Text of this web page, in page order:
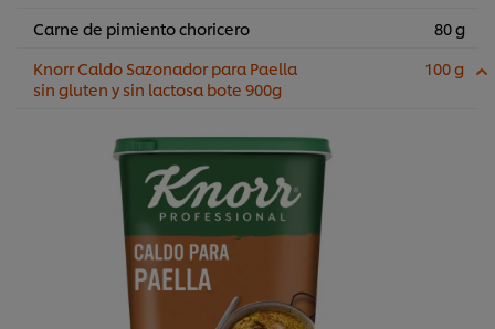
Carne de pimiento choricero
80 g
Knorr Caldo Sazonador para Paella
sin gluten y sin lactosa bote 900g
100 g